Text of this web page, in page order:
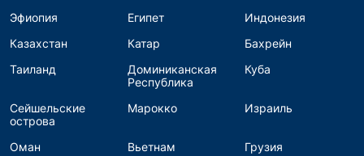
Эфиопия
Египет
Индонезия
Казахстан
Катар
Бахрейн
Таиланд
Доминиканская
Республика
Куба
Сейшельские
острова
Марокко Израиль
Оман Вьетнам
Грузия